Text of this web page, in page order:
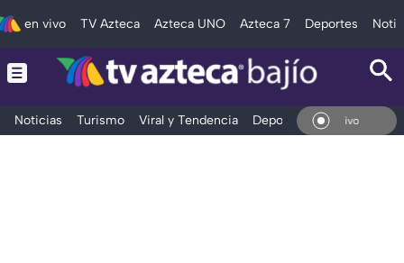
en vivo TV Azteca Azteca UNO Azteca 7 Deportes
Noticias Turismo Viral y Tendencia Deportes Espectáculos
En Vivo